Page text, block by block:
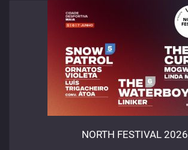
NORTH FESTIVAL 2026